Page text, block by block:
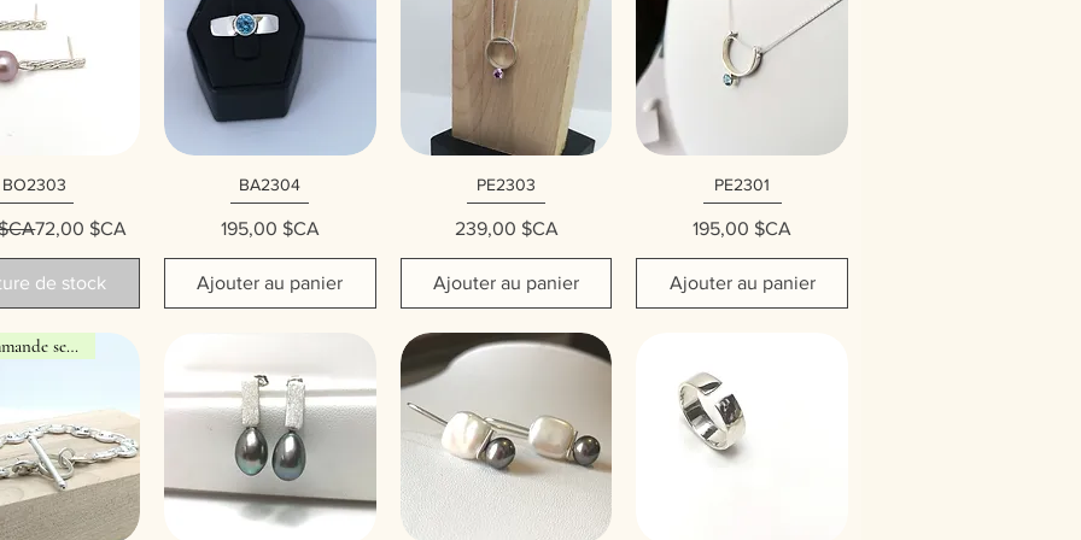
rapide
BO2303
Prix original
Prix promotionnel
72,00 $CA
de stock
Aperçu rapide
BA2304
Prix
195,00 $CA
Ajouter au panier
Aperçu rapide
PE2303
Prix
239,00 $CA
Ajouter au panier
Aperçu rapide
PE2301
Prix
195,00 $CA
Ajouter au panier
Sur commande seulement